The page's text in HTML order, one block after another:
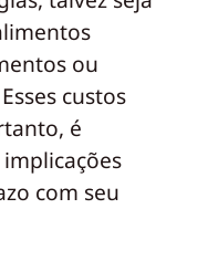
ou
custos
é
com seu